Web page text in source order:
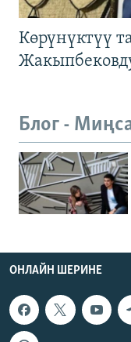
Көрүнүктүү
Блог -
ОНЛАЙН ШЕРИНЕ